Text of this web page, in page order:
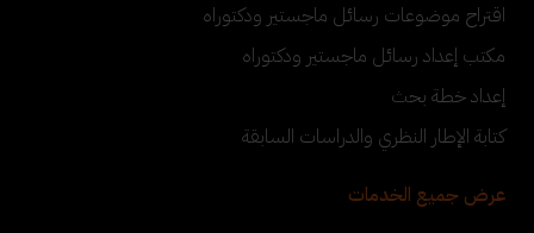
اقتراح موضوعات رسائل ماجستير ودكتوراه
مكتب إعداد رسائل ماجستير ودكتوراه
إعداد خطة بحث
كتابة الإطار النظري والدراسات السابقة
عرض جميع الخدمات